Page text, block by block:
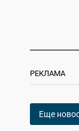
РЕКЛАМА
Еще